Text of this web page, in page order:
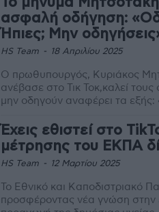
ασφαλή οδήγηση:
Ήπιες; Μην
HS Team - 18 Απριλίου 2025
Ο πρωθυπουργός, Κυριάκος
ανέβασε στο Τικ Τοκ,καλεί
Έχεις εθιστεί στο
μέτρησης του ΕΚΠΑ
HS Team - 12 Μαρτίου 2025
Το Εθνικό και Καποδιστριακό
προσφέροντας νέα γνώση στην